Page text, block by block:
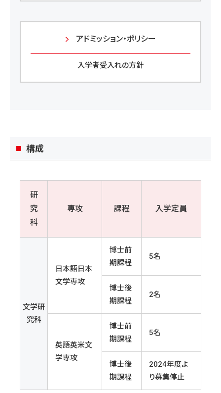
アドミッション・ポリシー
入学者受入れの方針
構成
研
究
科
専攻 課程 入学定員
文学研
究科
日本語日本
文学専攻
博士前
期課程
5名
博士後
期課程
2名
英語英米文
学専攻
博士前
期課程
5名
博士後
期課程
2024年度よ
り募集停止